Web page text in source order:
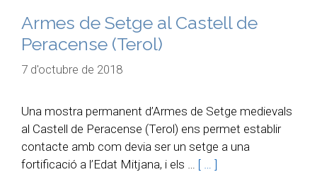
Armes de Setge al Castell de
Peracense (Terol)
7 d'octubre de 2018
Una mostra permanent d’Armes de Setge medievals
al Castell de Peracense (Terol) ens permet establir
contacte amb com devia ser un setge a una
fortificació a l’Edat Mitjana, i els … [ … ]